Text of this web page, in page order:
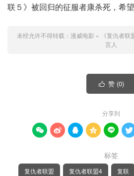
联５》被回归的征服者康杀死，
未经允许不得转载： 漫威电影 »
《复仇者
言人
 赞 (0)
分享到
     
标签
复仇者联盟 复仇者联盟4 复联